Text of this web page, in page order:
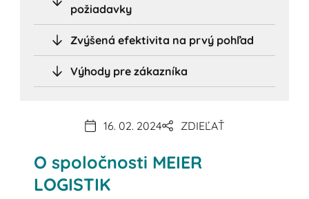
požiadavky
Zvýšená efektivita na prvý pohľad
Výhody pre zákazníka
16. 02. 2024 ZDIEĽAŤ
O spoločnosti MEIER
LOGISTIK